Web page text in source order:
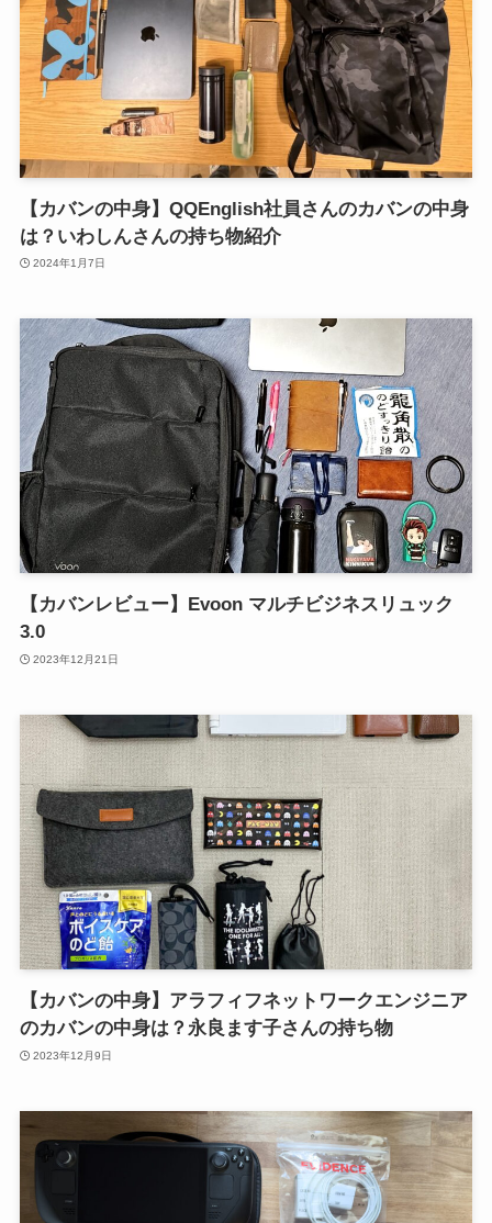
【カバンの中身】QQEnglish社員さんのカバンの中身
は？いわしんさんの持ち物紹介
2024年1月7日
【カバンレビュー】Evoon マルチビジネスリュック
3.0
2023年12月21日
【カバンの中身】アラフィフネットワークエンジニア
のカバンの中身は？永良ます子さんの持ち物
2023年12月9日